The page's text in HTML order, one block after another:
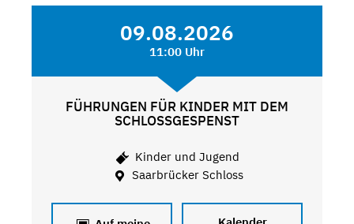
09.08.2026
11:00 Uhr
FÜHRUNGEN FÜR KINDER MIT DEM
SCHLOSSGESPENST
Kinder und Jugend
Saarbrücker Schloss